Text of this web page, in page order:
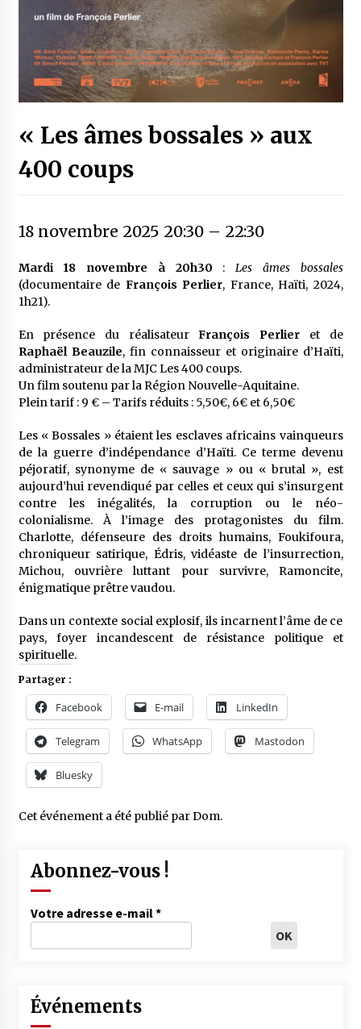
« Les âmes bossales » aux
400 coups
18 novembre 2025 20:30– 22:30
Mardi 18 novembre à 20h30 : Les âmes bossales
(documentaire de François Perlier, France, Haïti, 2024,
1h21).
En présence du réalisateurFrançois Perlier et de
Raphaël Beauzile, fin connaisseur et originaire d’Haïti,
administrateur de la MJC Les 400 coups.
Un film soutenu par la Région Nouvelle-Aquitaine.
Plein tarif : 9 € – Tarifs réduits : 5,50€, 6€ et 6,50€
Les « Bossales » étaient les esclaves africains vainqueurs
de la guerre d’indépendance d’Haïti. Ce terme devenu
péjoratif, synonyme de « sauvage » ou « brutal », est
aujourd’hui revendiqué par celles et ceux qui s’insurgent
contre les inégalités, la corruption ou le néo-
colonialisme. À l’image des protagonistes du film.
Charlotte, défenseure des droits humains, Foukifoura,
chroniqueur satirique, Édris, vidéaste de l’insurrection,
Michou, ouvrière luttant pour survivre, Ramoncite,
énigmatique prêtre vaudou.
Dans un contexte social explosif, ils incarnent l’âme de ce
pays, foyer incandescent de résistance politique et
spirituelle.
Partager :
Facebook E-mail LinkedIn
Telegram WhatsApp Mastodon
Bluesky
Cet événement a été publié parDom.
Abonnez-vous !
Votre adresse e-mail*
Événements